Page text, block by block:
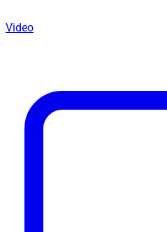
Video